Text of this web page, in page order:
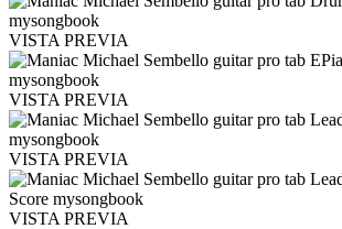
VISTA PREVIA
VISTA PREVIA
VISTA PREVIA
VISTA PREVIA